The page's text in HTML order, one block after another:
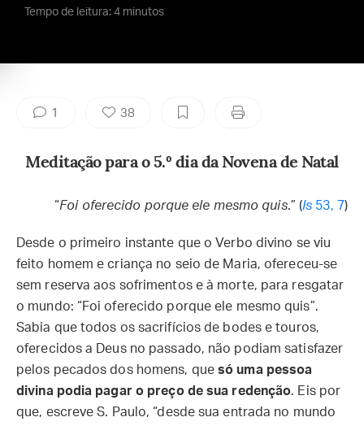
Tempo de leitura: 4 minutos
1 38
Meditação para o 5.º dia da Novena de Natal
“Foi oferecido porque ele mesmo quis.” (Is 53, 7)
Desde o primeiro instante que o Verbo divino se viu
feito homem e criança no seio de Maria, ofereceu-se
sem reserva aos sofrimentos e à morte, para resgatar
o mundo: “Foi oferecido porque ele mesmo quis”.
Sabia que todos os sacrifícios de bodes e touros,
oferecidos a Deus no passado, não podiam satisfazer
pelos pecados dos homens, quesó uma pessoa
divina podia pagar o preço de sua redenção. Eis por
que, escreve S. Paulo, “desde sua entrada no mundo